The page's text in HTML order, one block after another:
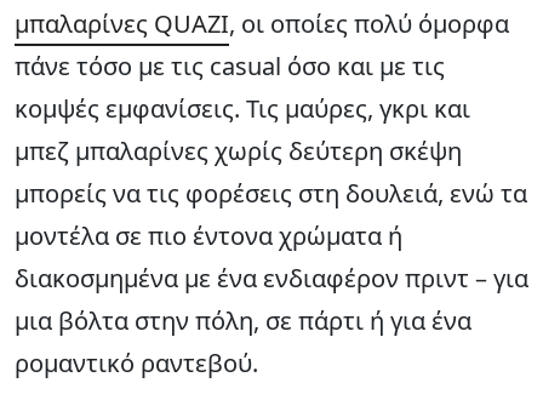
μπαλαρίνες QUAZI, οι οποίες πολύ όμορφα
πάνε τόσο με τις casual όσο και με τις
κομψές εμφανίσεις. Τις μαύρες, γκρι και
μπεζ μπαλαρίνες χωρίς δεύτερη σκέψη
μπορείς να τις φορέσεις στη δουλειά, ενώ τα
μοντέλα σε πιο έντονα χρώματα ή
διακοσμημένα με ένα ενδιαφέρον πριντ – για
μια βόλτα στην πόλη, σε πάρτι ή για ένα
ρομαντικό ραντεβού.